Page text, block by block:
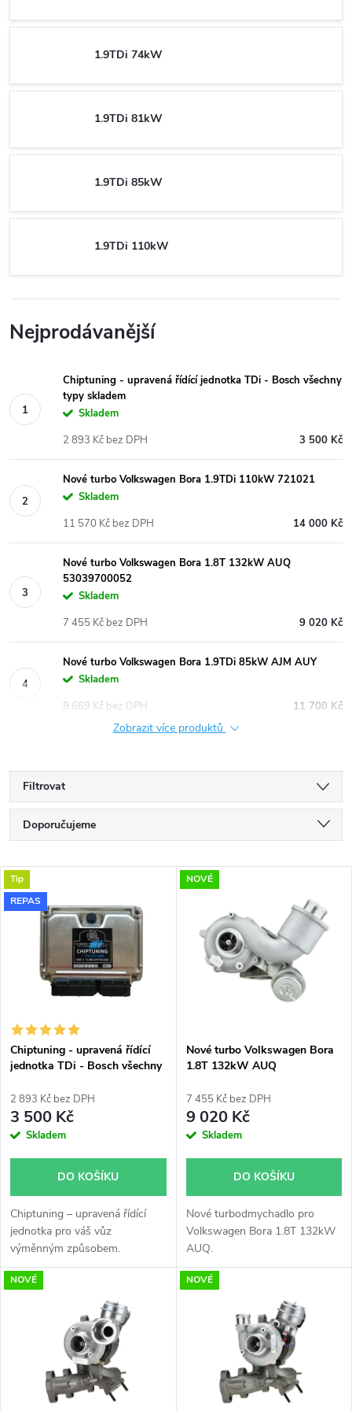
1.9TDi 74kW
1.9TDi 81kW
1.9TDi 85kW
1.9TDi 110kW
Nejprodávanější
Chiptuning - upravená řídící jednotka TDi - Bosch všechny
typy skladem
Skladem
3 500 Kč
2 893 Kč bez DPH
Nové turbo Volkswagen Bora 1.9TDi 110kW 721021
Skladem
14 000 Kč
11 570 Kč bez DPH
Nové turbo Volkswagen Bora 1.8T 132kW AUQ
53039700052
Skladem
9 020 Kč
7 455 Kč bez DPH
Nové turbo Volkswagen Bora 1.9TDi 85kW AJM AUY
Skladem
11 700 Kč
9 669 Kč bez DPH
Zobrazit více produktů
Filtrovat
Ř
a
z
í
p
r
o
u
k
t
Doporučujeme
Nejdražší
Nejprodávanější
V
ý
s
p
r
o
d
u
k
Tip
REPAS
Chiptuning - upravená řídící
jednotka TDi - Bosch všechny
2 893 Kč bez DPH
3 500 Kč
Skladem
DO KOŠÍKU
Chiptuning – upravená řídící
jednotka pro váš vůz
výměnným způsobem.
NOVÉ
Nové turbo Volkswagen Bora
1.8T 132kW AUQ
7 455 Kč bez DPH
9 020 Kč
Skladem
DO KOŠÍKU
Nové turbodmychadlo pro
Volkswagen Bora 1.8T 132kW
AUQ.
NOVÉ NOVÉ